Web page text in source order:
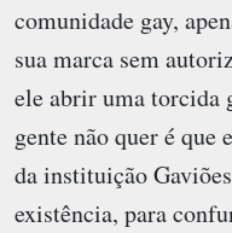
comunidade gay,
sua marca sem
ele abrir uma torcida
gente não quer é que
da instituição
existência, para